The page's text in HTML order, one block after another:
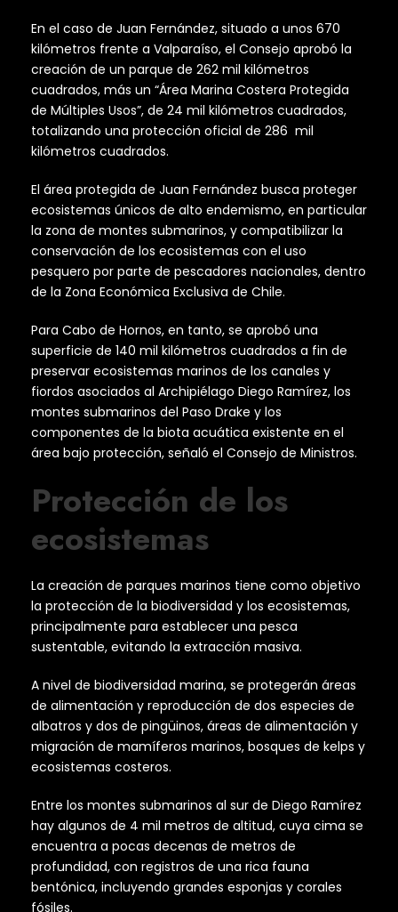
En el caso de Juan Fernández, situado a unos 670
kilómetros frente a Valparaíso, el Consejo aprobó la
creación de un parque de 262 mil kilómetros
cuadrados, más un “Área Marina Costera Protegida
de Múltiples Usos”, de 24 mil kilómetros cuadrados,
totalizando una protección oficial de 286 mil
kilómetros cuadrados.
El área protegida de Juan Fernández busca proteger
ecosistemas únicos de alto endemismo, en particular
la zona de montes submarinos, y compatibilizar la
conservación de los ecosistemas con el uso
pesquero por parte de pescadores nacionales, dentro
de la Zona Económica Exclusiva de Chile.
Para Cabo de Hornos, en tanto, se aprobó una
superficie de 140 mil kilómetros cuadrados a fin de
preservar ecosistemas marinos de los canales y
fiordos asociados al Archipiélago Diego Ramírez, los
montes submarinos del Paso Drake y los
componentes de la biota acuática existente en el
área bajo protección, señaló el Consejo de Ministros.
Protección de los
ecosistemas
La creación de parques marinos tiene como objetivo
la protección de la biodiversidad y los ecosistemas,
principalmente para establecer una pesca
sustentable, evitando la extracción masiva.
A nivel de biodiversidad marina, se protegerán áreas
de alimentación y reproducción de dos especies de
albatros y dos de pingüinos, áreas de alimentación y
migración de mamíferos marinos, bosques de kelps y
ecosistemas costeros.
Entre los montes submarinos al sur de Diego Ramírez
hay algunos de 4 mil metros de altitud, cuya cima se
encuentra a pocas decenas de metros de
profundidad, con registros de una rica fauna
bentónica, incluyendo grandes esponjas y corales
fósiles.